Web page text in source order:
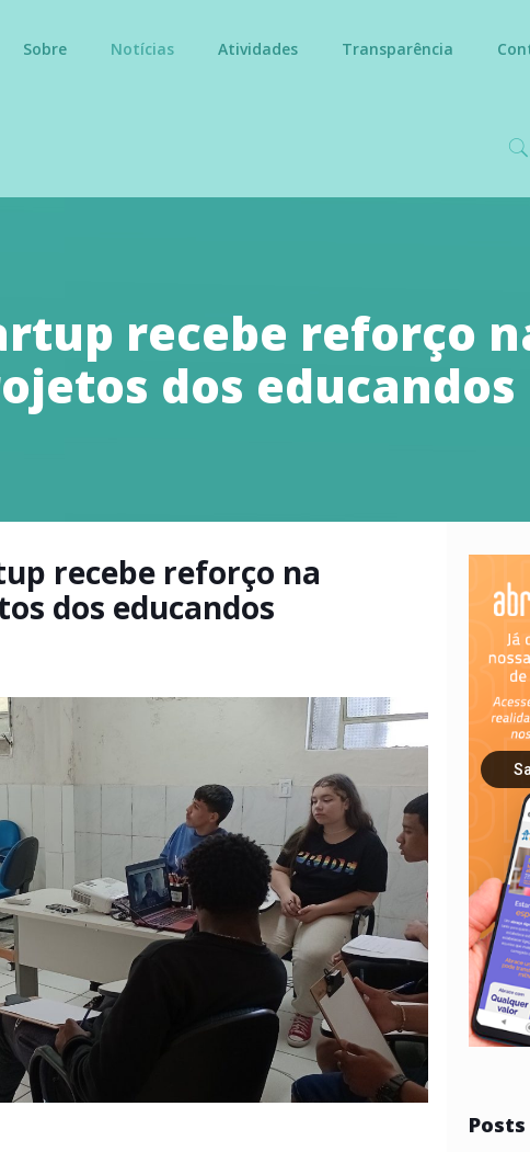
Sobre Notícias Atividades Transparência
recebe reforço
dos educandos
recebe reforço na
dos educandos